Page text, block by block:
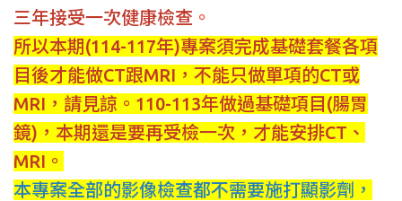
三年接受一次健康檢查 。
所以本期(114-117年)專案須完成基礎套餐各項
目後才能做CT跟MRI，不能只做單項的CT或
MRI，請見諒。 110-113年做過基礎項目(腸胃
鏡)，本期還是要再受檢一次，才能安排CT、
MRI。
本專案全部的影像檢查都不需要施打顯影劑，